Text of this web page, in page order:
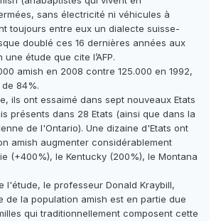
sans électricité ni véhicules à
toujours entre eux un dialecte suisse-
doublé ces 16 dernières années aux
une étude que cite l’AFP.
amish en 2008 contre 125.000 en 1992,
84%.
ils ont essaimé dans sept nouveaux Etats
présents dans 28 Etats (ainsi que dans la
de l'Ontario). Une dizaine d'Etats ont
amish augmenter considérablement
(+400%), le Kentucky (200%), le Montana
l'étude, le professeur Donald Kraybill,
de la population amish est en partie due
qui traditionnellement composent cette